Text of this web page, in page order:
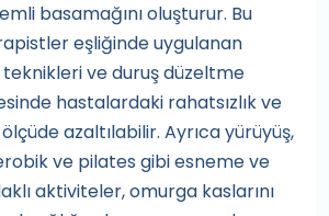
basamağını oluşturur. Bu
eşliğinde uygulanan
ve duruş düzeltme
hastalardaki rahatsızlık ve
azaltılabilir. Ayrıca yürüyüş,
ve pilates gibi esneme ve
aktiviteler, omurga kaslarını